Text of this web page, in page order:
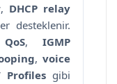
, DHCP relay
desteklenir.
QoS, IGMP
, voice
Profiles gibi